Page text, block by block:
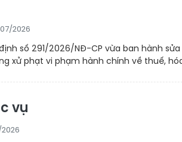
2026
số 291/2026/NĐ-CP vừa ban hành sửa
xử phạt vi phạm hành chính về thuế,
vụ